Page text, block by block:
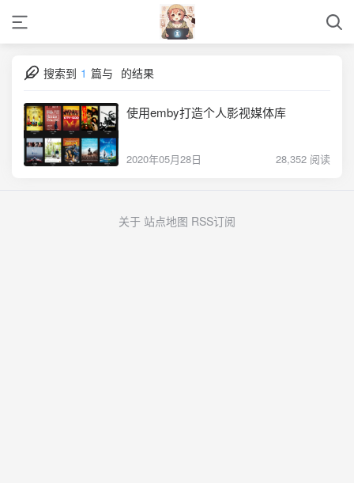
搜索到 1 篇与 的结果
使用emby打造个人影视媒体库
2020年05月28日 28,352 阅读
关于 站点地图 RSS订阅